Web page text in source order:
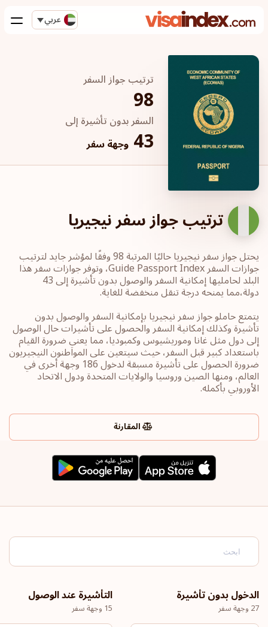
عربي
ترتيب جواز السفر
98
السفر بدون تأشيرة إلى
43 وجهة سفر
ترتيب جواز سفر نيجيريا
يحتل جواز سفر نيجيريا حاليًا المرتبة 98 وفقًا لمؤشر جايد لترتيب
جوازات السفر Guide Passport Index، وتوفر جوازات سفر هذا
البلد لحامليها إمكانية السفر والوصول بدون تأشيرة إلى 43
دولة،مما يمنحه درجة تنقل منخفضة للغاية.
يتمتع حاملو جواز سفر نيجيريا بإمكانية السفر والوصول بدون
تأشيرة وكذلك إمكانية السفر والحصول على تأشيرات حال الوصول
إلى دول مثل غانا وموريشيوس وكمبوديا، مما يعني ضرورة القيام
باستعداد كبير قبل السفر، حيث سيتعين على المواطنون النيجيريون
ضرورة الحصول على تأشيرة مسبقة لدخول 186 وجهة أخرى في
العالم، ومنها الصين وروسيا والولايات المتحدة ودول الاتحاد
الأوروبي بأكمله.
المقارنة
الدخول بدون تأشيرة
27 وجهة سفر
التأشيرة عند الوصول
15 وجهة سفر